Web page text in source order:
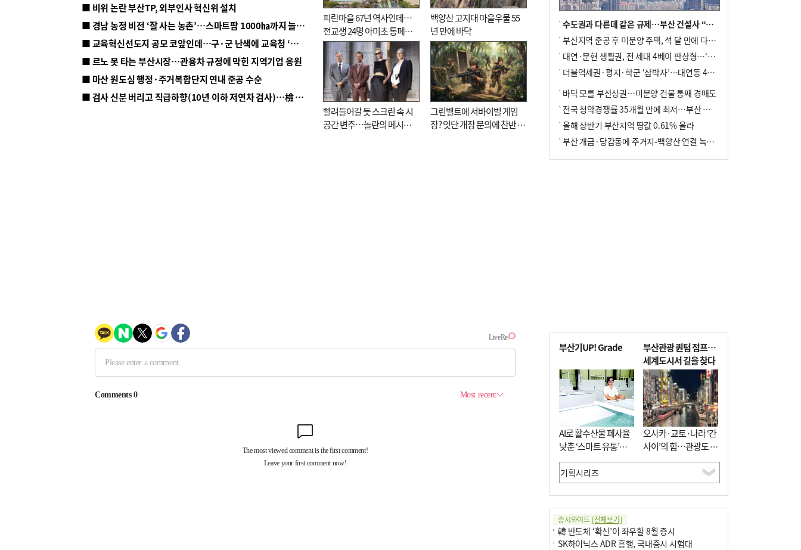
■ 비위 논란 부산TP, 외부인사 혁신위 설치
■ 경남 농정 비전 ‘잘 사는 농촌’…스마트팜 1000㏊까지 늘린다
■ 교육혁신선도지 공모 코앞인데…구·군 난색에 교육청 ‘쩔쩔’
■ 르노 못 타는 부산시장…관용차 규정에 막힌 지역기업 응원
■ 마산 원도심 행정·주거복합단지 연내 준공 수순
■ 검사 신분 버리고 직급하향(10년 이하 저연차 검사)…檢 중수청행 기피
피란마을 67년 역사인데…
전교생 24명 아미초 통폐합
기로
백양산 고지대 마을우물 55
년 만에 바닥
빨려들어갈 듯 스크린 속 시
공간 변주…놀란의 메시지
그린벨트에 서바이벌 게임
장? 잇단 개장 문의에 찬반 논
수도권과 다른데 같은 규제…부산 건설사 “쓰러지기 직전”
부산지역 준공 후 미분양 주택, 석 달 만에 다시 3000가구 넘어서
대연·문현 생활권, 전 세대 4베이 판상형…‘더샵 트리센트’ 내달 분양
더블역세권·평지·학군 ‘삼박자’…대연동 42층 브랜드 단지
바닥 모를 부산상권…미분양 건물 통째 경매도
전국 청약경쟁률 35개월 만에 최저…부산 미분양 ‘적체’ 심화
올해 상반기 부산지역 땅값 0.61% 올라
부산 개금·당감동에 주거지-백양산 연결 녹지 조성
부산기UP! Grade
AI로 활수산물 폐사율
낮춘 ‘스마트 유통’…
사막·산악지대 수출
도전
부산관광 퀀텀 점프…
세계도시서 길을 찾다
오사카·교토·나라 ‘간
사이’의 힘…관광도 뭉
쳐야 흥한다
증시와이드 [전체보기]
韓 반도체 ‘확신’이 좌우할 8월 증시
SK하이닉스 ADR 흥행, 국내증시 시험대